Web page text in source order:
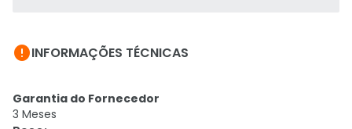
INFORMAÇÕES TÉCNICAS
Garantia do Fornecedor
3 Meses